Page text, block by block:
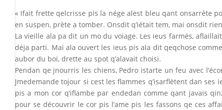
« Ifait frette qelcrisse pis la nége alest bleu qant onsarrète
en suspen, prète a tomber. Onsdit q’iétait tem, mai onsdit
La vieille ala pa dit un mo du voiage. Les ieus farmés,
déja parti. Mai ala ouvert les ieus pis ala dit qeqchose
aubor du boi, drette au spot q’alavait choisi.
Pendan qe jnourris les chiens, Pedro istarte un feu avec
Jmedemande tojour si cest les flammes q’isarflètent dan ses
pis a mon cor q’iflambe par endedan comme qant javais
pour se découvrir le cor pis l’ame pis les fassons qe ces